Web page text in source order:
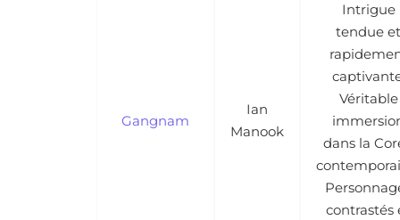
Gangnam
Ian
Manook
Intrigue
tendue et
Véritable
dans la
contrastés